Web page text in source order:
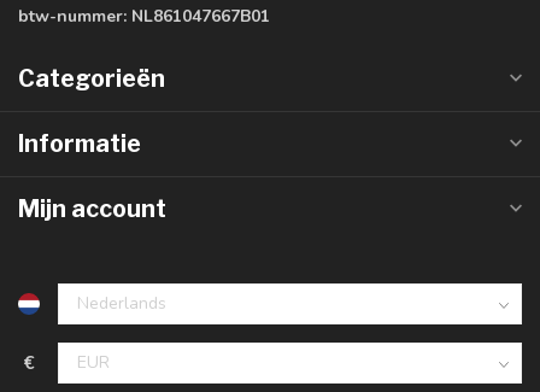
btw-nummer: NL861047667B01
Categorieën
Informatie
Mijn account
€